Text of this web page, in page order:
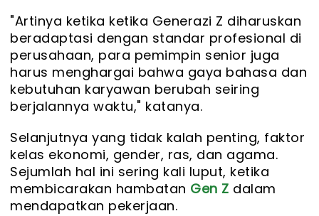
"Artinya ketika ketika Generazi Z diharuskan
beradaptasi dengan standar profesional di
perusahaan, para pemimpin senior juga
harus menghargai bahwa gaya bahasa dan
kebutuhan karyawan berubah seiring
berjalannya waktu," katanya.
Selanjutnya yang tidak kalah penting, faktor
kelas ekonomi, gender, ras, dan agama.
Sejumlah hal ini sering kali luput, ketika
membicarakan hambatan Gen Z dalam
mendapatkan pekerjaan.